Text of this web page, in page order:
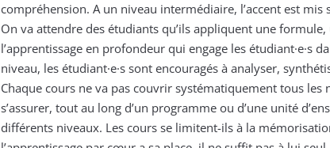
compréhension. A un niveau intermédiaire, l’accent est mis
On va attendre des étudiants qu’ils appliquent une
l’apprentissage en profondeur qui engage les étudiant·e·s
niveau, les étudiant·e·s sont encouragés à analyser,
Chaque cours ne va pas couvrir systématiquement tous les
s’assurer, tout au long d’un programme ou d’une unité
différents niveaux. Les cours se limitent-ils à la